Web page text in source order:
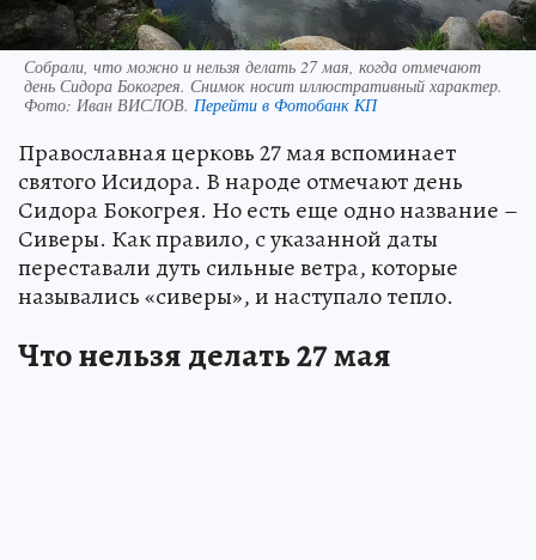
Собрали, что можно и нельзя делать 27 мая, когда отмечают
день Сидора Бокогрея. Снимок носит иллюстративный характер.
Фото: Иван ВИСЛОВ. Перейти в Фотобанк КП
Православная церковь 27 мая вспоминает
святого Исидора. В народе отмечают день
Сидора Бокогрея. Но есть еще одно название –
Сиверы. Как правило, с указанной даты
переставали дуть сильные ветра, которые
назывались «сиверы», и наступало тепло.
Что нельзя делать 27 мая